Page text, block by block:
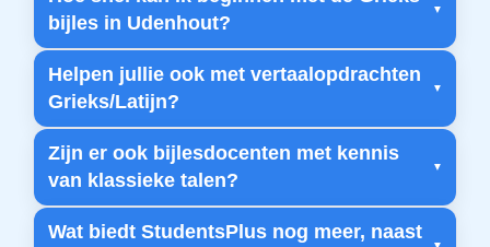
bijles in Udenhout?
Helpen jullie ook met vertaalopdrachten
Grieks/Latijn?
Zijn er ook bijlesdocenten met kennis
van klassieke talen?
Wat biedt StudentsPlus nog meer, naast